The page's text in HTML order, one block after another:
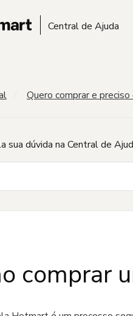
Central de Ajuda
Quero comprar e preciso
sua dúvida na Central de
comprar